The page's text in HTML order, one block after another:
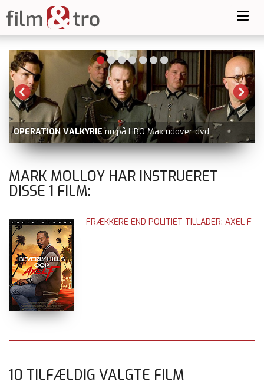
OPERATION VALKYRIE nu på HBO Max udover dvd
MARK MOLLOY HAR INSTRUERET
DISSE 1 FILM:
FRÆKKERE END POLITIET TILLADER: AXEL F
10 TILFÆLDIG VALGTE FILM